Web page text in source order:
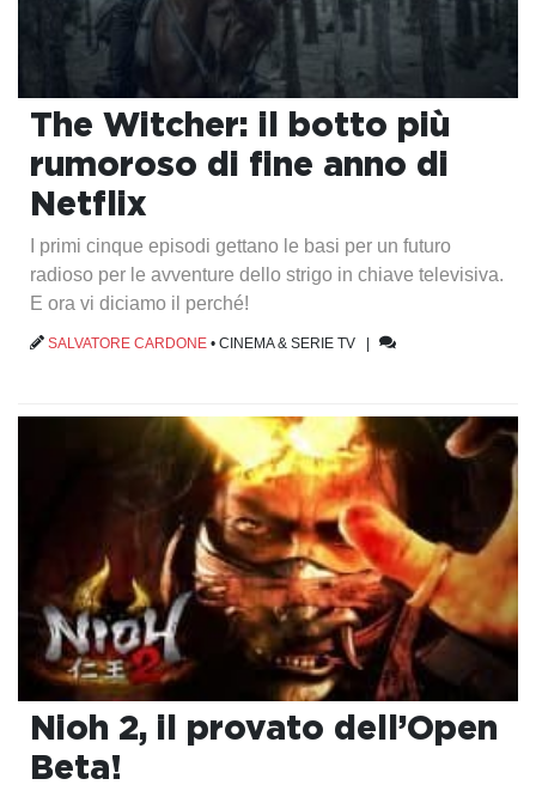
The Witcher: il botto più
rumoroso di fine anno di
Netflix
I primi cinque episodi gettano le basi per un futuro
radioso per le avventure dello strigo in chiave televisiva.
E ora vi diciamo il perché!
SALVATORE CARDONE • CINEMA & SERIE TV |
Nioh 2, il provato dell’Open
Beta!